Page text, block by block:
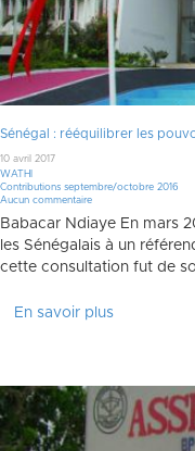
Sénégal : rééquilibrer les
10 avril 2017
WATHI
Contributions septembre/octobre 2016
Aucun commentaire
Babacar Ndiaye En mars
les Sénégalais à un
cette consultation fut de
En savoir plus